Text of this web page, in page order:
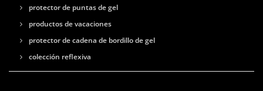
protector de puntas de gel
productos de vacaciones
protector de cadena de bordillo de gel
colección reflexiva